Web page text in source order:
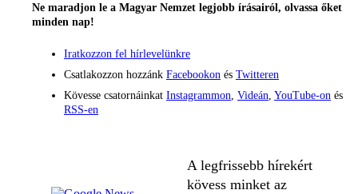
Ne maradjon le a Magyar Nemzet legjobb írásairól, olvassa őket
minden nap!
Iratkozzon fel hírlevelünkre
Csatlakozzon hozzánk Facebookon és Twitteren
Kövesse csatornáinkat Instagrammon Videán YouTube-on és
RSS-en
A legfrissebb hírekért
kövess minket az